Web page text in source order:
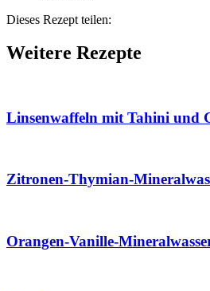
Dieses Rezept teilen:
Weitere Rezepte
Linsenwaffeln mit Tahini und
Zitronen-Thymian-
Orangen-Vanille-